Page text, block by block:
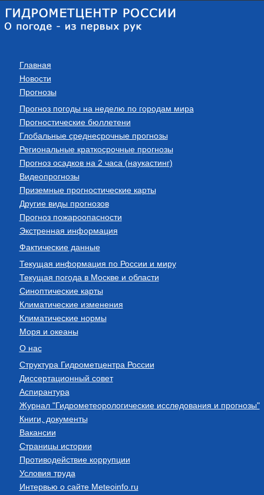
Главная
Новости
Прогнозы
Прогноз погоды на неделю по городам мира
Прогностические бюллетени
Глобальные среднесрочные прогнозы
Региональные краткосрочные прогнозы
Прогноз осадков на 2 часа (наукастинг)
Видеопрогнозы
Приземные прогностические карты
Другие виды прогнозов
Прогноз пожароопасности
Экстренная информация
Фактические данные
Текущая информация по России и миру
Текущая погода в Москве и области
Синоптические карты
Климатические изменения
Климатические нормы
Моря и океаны
О нас
Структура Гидрометцентра России
Диссертационный совет
Аспирантура
Журнал "Гидрометеорологические исследования и прогнозы"
Книги, документы
Вакансии
Страницы истории
Противодействие коррупции
Условия труда
Интервью о сайте Meteoinfo.ru